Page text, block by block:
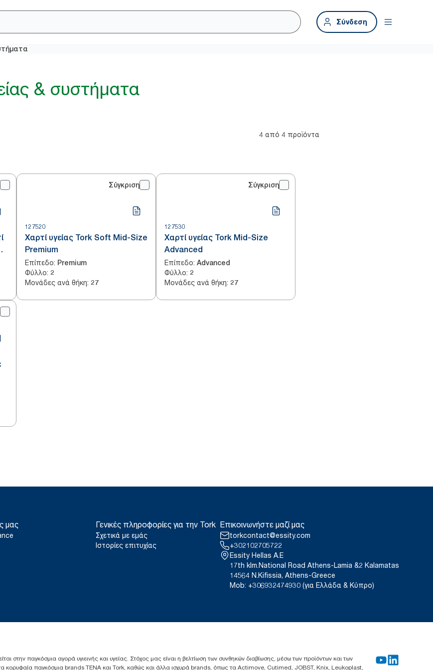
Σύνδεση
& συστήματα
4 από 4 προϊόντα
Σύγκριση
127520
Χαρτί υγείας Tork Soft Mid-Size
Premium
Επίπεδο: Premium
Φύλλο: 2
Μονάδες ανά θήκη: 27
Σύγκριση
127530
Χαρτί υγείας Tork Mid-Size
Advanced
Επίπεδο: Advanced
Φύλλο: 2
Μονάδες ανά θήκη: 27
μας Γενικές πληροφορίες για την Tork
Σχετικά με εμάς
Ιστορίες επιτυχίας
Επικοινωνήστε μαζί μας
torkcontact@essity.com
+302102705722
Essity Hellas A.E
17th klm.National Road Athens-Lamia &2 Kalamatas
14564 N.Kifissia, Athens-Greece
Mob: +306932474930 (για Ελλάδα & Κύπρο)
στην παγκόσμια αγορά υγιεινής και υγείας. Στόχος μας είναι η βελτίωση των συνθηκών διαβίωσης, μέσω των προϊόντων και των
κορυφαία παγκόσμια brands TENA και Tork, καθώς και άλλα ισχυρά brands, όπως τα Actimove, Cutimed, JOBST, Knix, Leukoplast,